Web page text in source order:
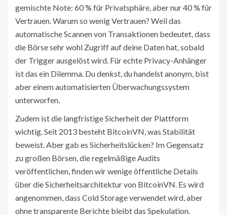
gemischte Note: 60 % für Privatsphäre, aber nur 40 % für
Vertrauen. Warum so wenig Vertrauen? Weil das
automatische Scannen von Transaktionen bedeutet, dass
die Börse sehr wohl Zugriff auf deine Daten hat, sobald
der Trigger ausgelöst wird. Für echte Privacy-Anhänger
ist das ein Dilemma. Du denkst, du handelst anonym, bist
aber einem automatisierten Überwachungssystem
unterworfen.
Zudem ist die langfristige Sicherheit der Plattform
wichtig. Seit 2013 besteht BitcoinVN, was Stabilität
beweist. Aber gab es Sicherheitslücken? Im Gegensatz
zu großen Börsen, die regelmäßige Audits
veröffentlichen, finden wir wenige öffentliche Details
über die Sicherheitsarchitektur von BitcoinVN. Es wird
angenommen, dass Cold Storage verwendet wird, aber
ohne transparente Berichte bleibt das Spekulation.